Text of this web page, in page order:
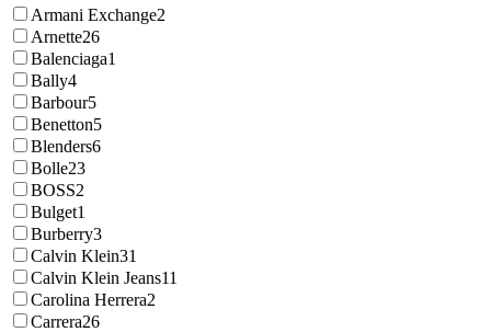
Armani Exchange2
Arnette26
Balenciaga1
Bally4
Barbour5
Benetton5
Blenders6
Bolle23
BOSS2
Bulget1
Burberry3
Calvin Klein31
Calvin Klein Jeans11
Carolina Herrera2
Carrera26